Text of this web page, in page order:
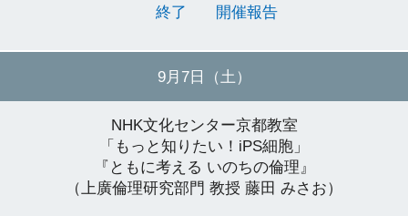
終了 開催報告
9月7日（土）
NHK文化センター京都教室
「もっと知りたい！iPS細胞」
『ともに考える いのちの倫理』
（上廣倫理研究部門 教授 藤田 みさお）